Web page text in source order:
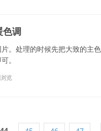
色调
。处理的时候先把大致的主
。
览